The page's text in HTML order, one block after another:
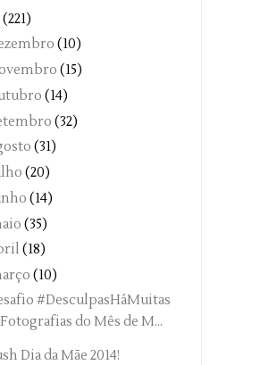
(221)
(10)
(15)
(14)
(32)
(31)
(20)
(14)
(35)
(18)
(10)
#DesculpasHáMuitas
Fotografias do Mês de M...
Dia da Mãe 2014!